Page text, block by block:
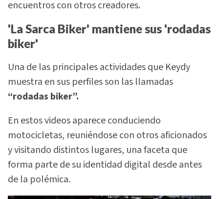
encuentros con otros creadores.
'La Sarca Biker' mantiene sus 'rodadas
biker'
Una de las principales actividades que Keydy
muestra en sus perfiles son las llamadas
“rodadas biker”.
En estos videos aparece conduciendo
motocicletas, reuniéndose con otros aficionados
y visitando distintos lugares, una faceta que
forma parte de su identidad digital desde antes
de la polémica.